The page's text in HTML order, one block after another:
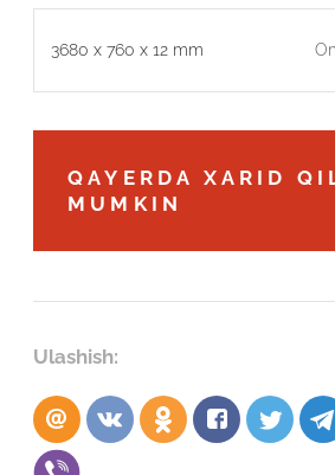
3680 x 760 x 12 mm
QAYERDA XARID
MUMKIN
Ulashish:
Robot emasligingizni
ARIZANI
Robot emasligingizni